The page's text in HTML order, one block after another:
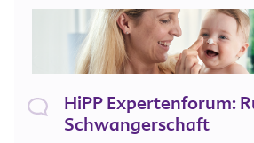
HiPP Expertenforum:
Schwangerschaft